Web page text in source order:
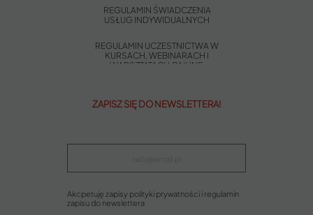
Akcpetuję zapisy polityki prywatności i regulamin
zapisu do newslettera
ZAPISZ SIĘ DO NEWSLETTERA!
REGULAMIN UCZESTNICTWA W
KURSACH, WEBINARACH I
WARSZTATACH ONLINE
REGULAMIN ŚWIADCZENIA
USŁUG INDYWIDUALNYCH